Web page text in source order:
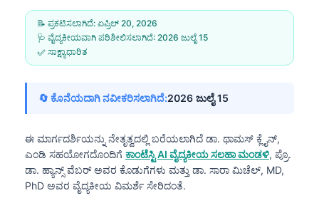
📝 ಪ್ರಕಟಿಸಲಾಗಿದೆ: ಏಪ್ರಿಲ್ 20, 2026
🩺 ವೈದ್ಯಕೀಯವಾಗಿ ಪರಿಶೀಲಿಸಲಾಗಿದೆ: 2026 ಜುಲೈ 15
✅ ಸಾಕ್ಷ್ಯಾಧಾರಿತ
🔄 ಕೊನೆಯದಾಗಿ ನವೀಕರಿಸಲಾಗಿದೆ:2026 ಜುಲೈ 15
ಈ ಮಾರ್ಗದರ್ಶಿಯನ್ನು ನೇತೃತ್ವದಲ್ಲಿ ಬರೆಯಲಾಗಿದೆ ಡಾ. ಥಾಮಸ್ ಕ್ಲೈನ್,
ಎಂಡಿ ಸಹಯೋಗದೊಂದಿಗೆ ಕಾಂಟೆಸ್ಟಿ AI ವೈದ್ಯಕೀಯ ಸಲಹಾ ಮಂಡಳಿ, ಪ್ರೊ.
ಡಾ. ಹ್ಯಾನ್ಸ್ ವೆಬರ್ ಅವರ ಕೊಡುಗೆಗಳು ಮತ್ತು ಡಾ. ಸಾರಾ ಮಿಚೆಲ್, MD,
PhD ಅವರ ವೈದ್ಯಕೀಯ ವಿಮರ್ಶೆ ಸೇರಿದಂತೆ.